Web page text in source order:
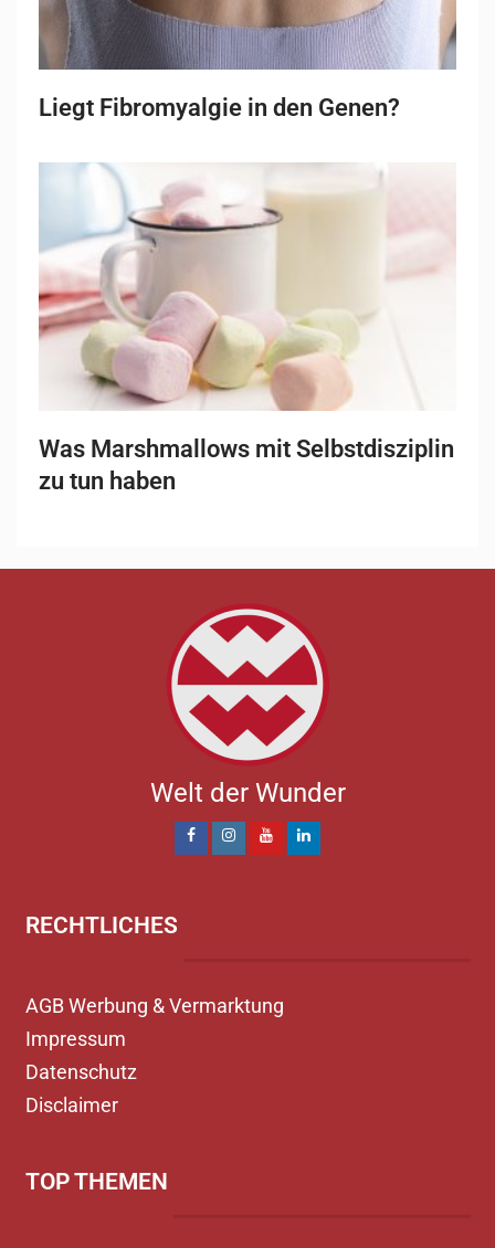
Liegt Fibromyalgie in den Genen?
Was Marshmallows mit Selbstdisziplin
zu tun haben
Welt der Wunder
RECHTLICHES
AGB Werbung & Vermarktung
Impressum
Datenschutz
Disclaimer
TOP THEMEN